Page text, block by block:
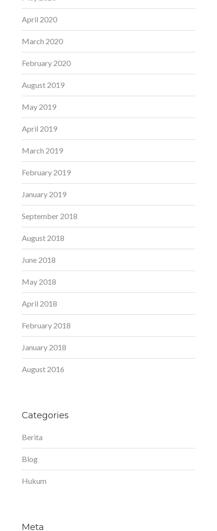
April 2020
March 2020
February 2020
August 2019
May 2019
April 2019
March 2019
February 2019
January 2019
September 2018
August 2018
June 2018
May 2018
April 2018
February 2018
January 2018
August 2016
Categories
Berita
Blog
Hukum
Meta